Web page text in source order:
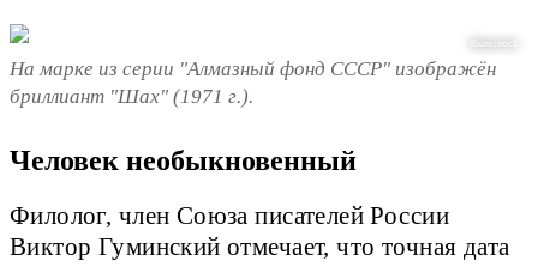
На марке из серии "Алмазный фонд СССР" изображён
бриллиант "Шах" (1971 г.).
Человек необыкновенный
Филолог, член Союза писателей России
Виктор Гуминский отмечает, что точная дата